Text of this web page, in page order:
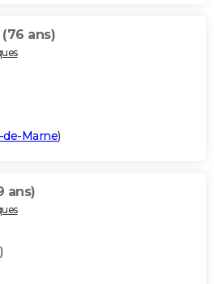
(76 ans)
de-Marne)
ans)
)